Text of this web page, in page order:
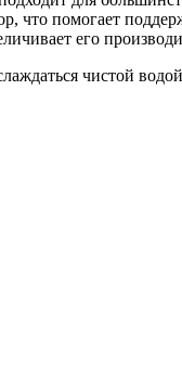
что помогает
его
чистой